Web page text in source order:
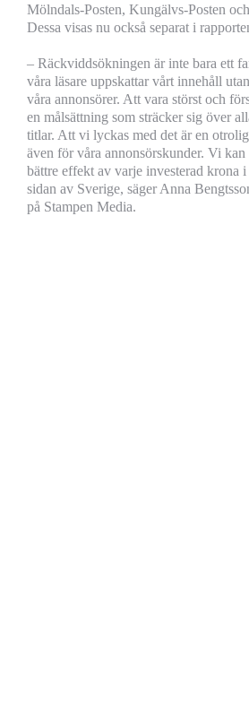
Mölndals-Posten, Kungälvs-Posten
Dessa visas nu också separat i
– Räckviddsökningen är inte bara ett
våra läsare uppskattar vårt innehåll
våra annonsörer. Att vara störst och
en målsättning som sträcker sig över
titlar. Att vi lyckas med det är en
även för våra annonsörskunder. Vi kan
bättre effekt av varje investerad krona i
sidan av Sverige, säger Anna
på Stampen Media.